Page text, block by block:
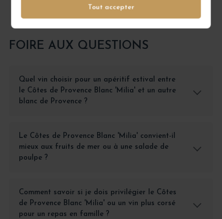
Tout accepter
FOIRE AUX QUESTIONS
Quel vin choisir pour un apéritif estival entre
le Côtes de Provence Blanc 'Milia' et un autre
blanc de Provence ?
Le Côtes de Provence Blanc 'Milia' convient-il
mieux aux fruits de mer ou à une salade de
poulpe ?
Comment savoir si je dois privilégier le Côtes
de Provence Blanc 'Milia' ou un vin plus corsé
pour un repas en famille ?